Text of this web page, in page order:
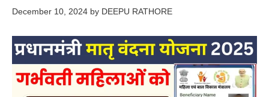
December 10, 2024 by DEEPU RATHORE